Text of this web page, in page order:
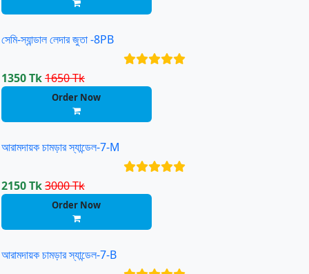
সেমি-স্যান্ডাল লেদার জুতা -8PB
1350 Tk1650 Tk
Order Now
আরামদায়ক চামড়ার স্যান্ডেল-7-M
2150 Tk3000 Tk
Order Now
আরামদায়ক চামড়ার স্যান্ডেল-7-B